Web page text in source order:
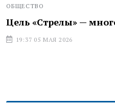
ОБЩЕСТВО
Цель «Стрелы» —
19:37 05 МАЯ 2026